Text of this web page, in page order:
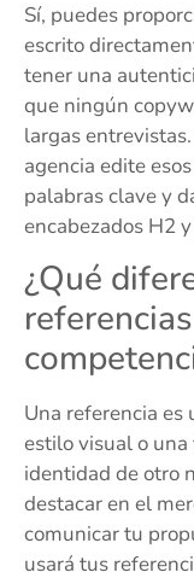
Sí, puedes
escrito
tener una
que ningún
largas
agencia edite
palabras clave y
encabezados H2
¿Qué
Una referencia
estilo visual o
identidad de otro
destacar en el
comunicar tu
usará tus